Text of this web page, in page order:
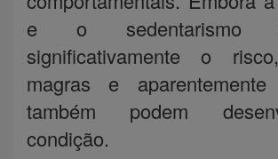
e o sedentarismo
significativamente o
magras e aparentemente
também podem
condição.